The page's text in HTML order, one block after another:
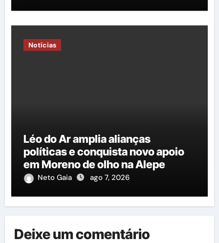
Notícias
Léo do Ar amplia alianças
políticas e conquista novo apoio
em Moreno de olho na Alepe
Neto Gaia ago 7, 2026
Deixe um comentário